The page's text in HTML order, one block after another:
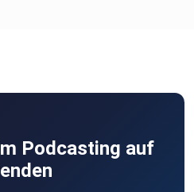
Podcasting auf